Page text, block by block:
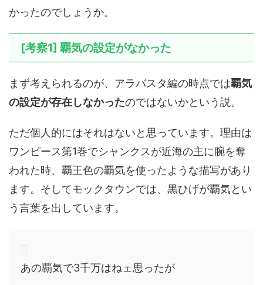
かったのでしょうか。
[考察1] 覇気の設定がなかった
まず考えられるのが、アラバスタ編の時点では覇気
の設定が存在しなかったのではないかという説。
ただ個人的にはそれはないと思っています。理由は
ワンピース第1巻でシャンクスが近海の主に腕を奪
われた時、覇王色の覇気を使ったような描写があり
ます。そしてモックタウンでは、黒ひげが覇気とい
う言葉を出しています。
あの覇気で3千万はねェ思ったが